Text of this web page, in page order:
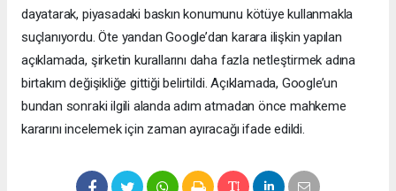
dayatarak, piyasadaki baskın konumunu kötüye kullanmakla
suçlanıyordu. Öte yandan Google’dan karara ilişkin yapılan
açıklamada, şirketin kurallarını daha fazla netleştirmek adına
birtakım değişikliğe gittiği belirtildi. Açıklamada, Google’un
bundan sonraki ilgili alanda adım atmadan önce mahkeme
kararını incelemek için zaman ayıracağı ifade edildi.